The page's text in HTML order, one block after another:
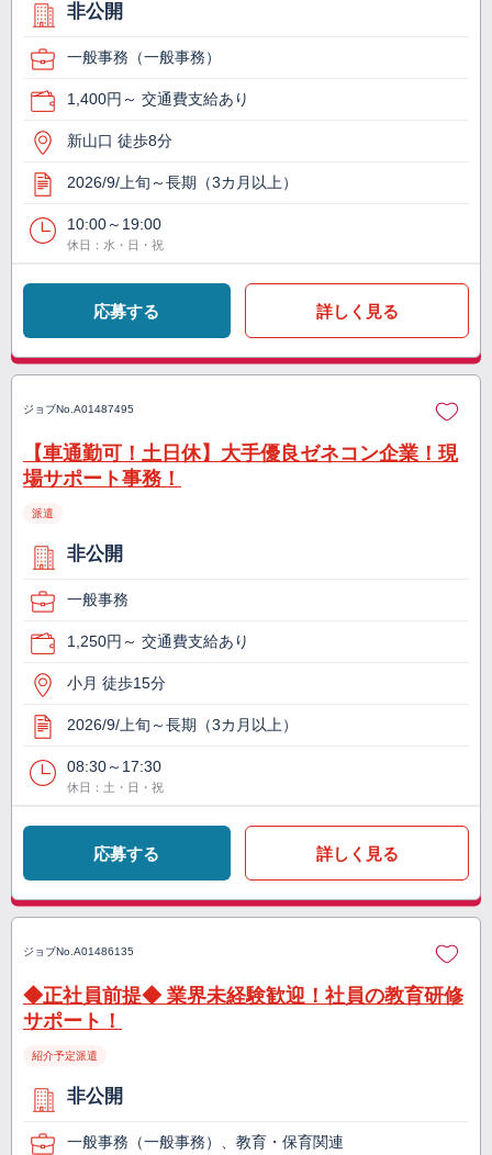
非公開
一般事務（一般事務）
1,400円～ 交通費支給あり
新山口 徒歩8分
2026/9/上旬～長期（3カ月以上）
10:00～19:00
休日：水・日・祝
応募する 詳しく見る
ジョブNo. A01487495
【車通勤可！土日休】大手優良ゼネコン企業！現
場サポート事務！
派遣
非公開
一般事務
1,250円～ 交通費支給あり
小月 徒歩15分
2026/9/上旬～長期（3カ月以上）
08:30～17:30
休日：土・日・祝
応募する 詳しく見る
ジョブNo. A01486135
◆正社員前提◆ 業界未経験歓迎！社員の教育研修
サポート！
紹介予定派遣
非公開
一般事務（一般事務）、教育・保育関連